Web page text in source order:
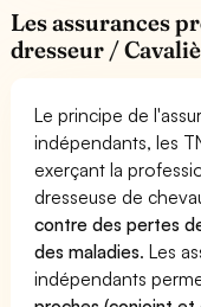
Les assurances
dresseur /
Le principe de
indépendants, les
exerçant la
dresseuse de
contre des pertes
des maladies. Les
indépendants